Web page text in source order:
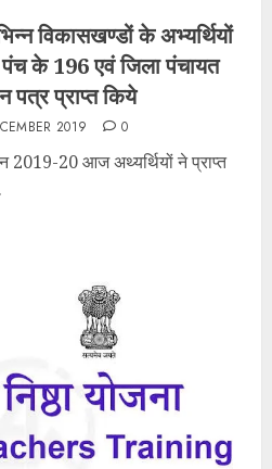
विकासखण्डों के अभ्यर्थियों
पंच के 196 एवं जिला पंचायत
पत्र प्राप्त किये
2019 0
2019-20 आज अथ्यर्थियों ने प्राप्त